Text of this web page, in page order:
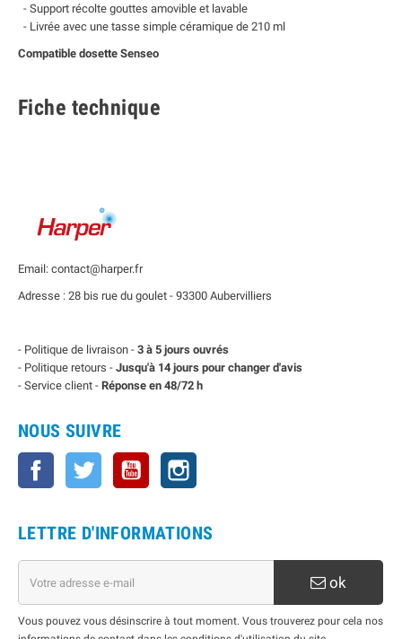
- Support récolte gouttes amovible et lavable
- Livrée avec une tasse simple céramique de 210 ml
Compatible dosette Senseo
Fiche technique
Email: contact@harper.fr
Adresse : 28 bis rue du goulet - 93300 Aubervilliers
- Politique de livraison - 3 à 5 jours ouvrés
- Politique retours - Jusqu'à 14 jours pour changer d'avis
- Service client - Réponse en 48/72 h
NOUS SUIVRE
Facebook Twitter YouTube
LETTRE D'INFORMATIONS
ok
Vous pouvez vous désinscrire à tout moment. Vous trouverez pour cela nos